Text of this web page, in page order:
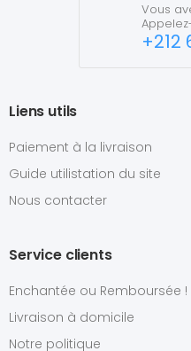
Vous
+212
Liens utils
Paiement à la livraison
Guide utilistation du site
Nous contacter
Service clients
Enchantée ou Remboursée !
Livraison à domicile
Notre politique